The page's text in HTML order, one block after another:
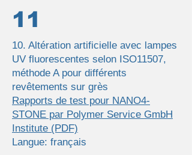
11
10. Altération artificielle avec lampes
UV fluorescentes selon ISO11507,
méthode A pour différents
revêtements sur grès
Rapports de test pour NANO4-
STONE par Polymer Service GmbH
Institute (PDF)
Langue: français